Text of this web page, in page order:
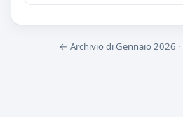
← Archivio di Gennaio 2026 ·